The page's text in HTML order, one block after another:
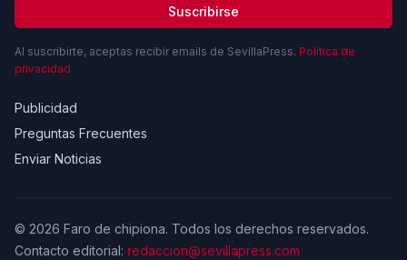
Suscribirse
Al suscribirte, aceptas recibir emails de SevillaPress. Política de
privacidad
Publicidad
Preguntas Frecuentes
Enviar Noticias
© 2026 Faro de chipiona. Todos los derechos reservados.
Contacto editorial: redaccion@sevillapress.com